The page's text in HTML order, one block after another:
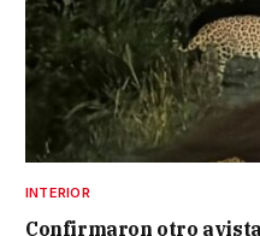
INTERIOR
Confirmaron otro